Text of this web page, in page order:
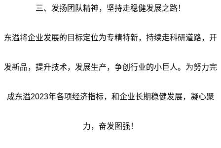
三、发扬团队精神，坚持走稳健发展之路！
东溢将企业发展的目标定位为专精特新，持续走科研道路，开
发新品，提升技术，发展生产，争创行业的小巨人。为努力完
成东溢2023年各项经济指标，和企业长期稳健发展，凝心聚
力，奋发图强！